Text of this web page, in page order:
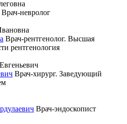
Врач-невролог
Врач-рентгенолог. Высшая
рентгенология
Врач-хирург. Заведующий
Врач-эндоскопист